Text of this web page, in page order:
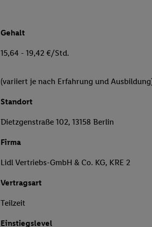
Gehalt
15,64 - 19,42 €/Std.
(variiert je nach Erfahrung und
Standort
Dietzgenstraße 102, 13158 Berlin
Firma
Lidl Vertriebs-GmbH & Co. KG, KRE 2
Vertragsart
Teilzeit
Einstiegslevel